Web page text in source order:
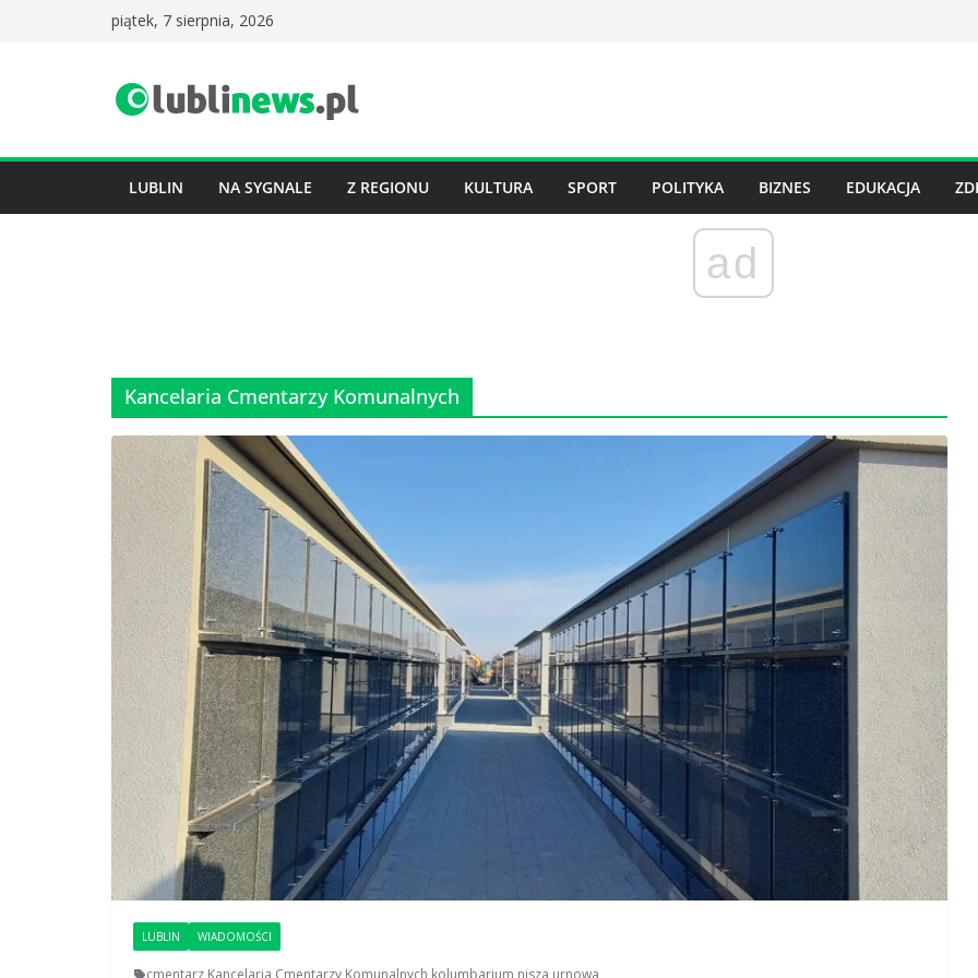
piątek, 7 sierpnia, 2026
LUBLIN NA SYGNALE Z REGIONU KULTURA SPORT POLITYKA BIZNES EDUKACJA
ad
Kancelaria Cmentarzy Komunalnych
LUBLIN WIADOMOŚCI